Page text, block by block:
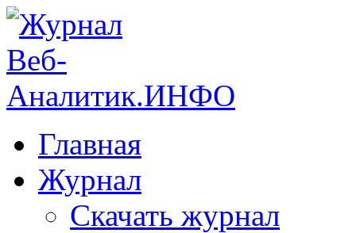
Главная
Журнал
Скачать журнал